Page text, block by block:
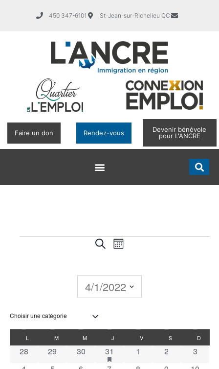
450 347-6101 St-Jean-sur-Richelieu QC
Faire un don Rendez-vous
Devenir bénévole
pour L'ANCRE
Recherche
navigation
vues
Évènements
RechercheNavigation
vues
Évènement
Mois
4/1/2022
Sélectionnez
une
date.Calendrier
de
L M M J V S D
0 évènements
28 0 évènements
29 0 évènements
30 1 évènement
31has featured évènements
0 évènements
1 0 évènements
2 0
3